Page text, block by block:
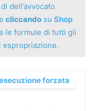
più rilevanti in
materie
dell’avvocato
cliccando su Shop
le formule di tutti gli